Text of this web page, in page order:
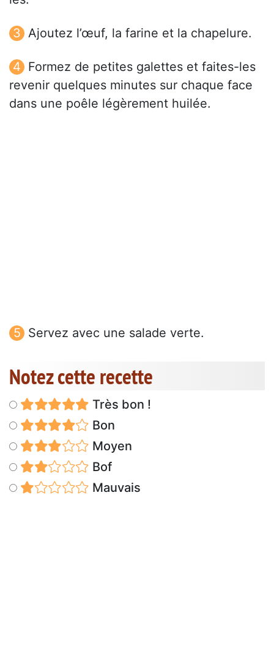
Ajoutez l’œuf, la farine et la chapelure.
Formez de petites galettes et faites-les
revenir quelques minutes sur chaque face
dans une poêle légèrement huilée.
Servez avec une salade verte.
Notez cette recette
Très bon !
Bon
Moyen
Bof
Mauvais